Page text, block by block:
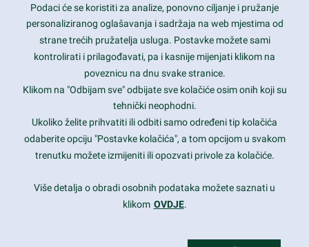
Contact Info
1600 Amphitheatre Parkway, Mountain View, CA 94043
prothemes.net@gmail.com
Daily: 9:00 am - 6:00 pm
Sunday: Closed
Copyright 2017FRESHFACE© All Rights Reserved
Podaci će se koristiti za analize, ponovno ciljanje i pružanje
personaliziranog oglašavanja i sadržaja na web mjestima od
strane trećih pružatelja usluga. Postavke možete sami
kontrolirati i prilagođavati, pa i kasnije mijenjati klikom na
poveznicu na dnu svake stranice.
Klikom na "Odbijam sve" odbijate sve kolačiće osim onih koji su
tehnički neophodni.
Ukoliko želite prihvatiti ili odbiti samo određeni tip kolačića
odaberite opciju "Postavke kolačića", a tom opcijom u svakom
trenutku možete izmijeniti ili opozvati privole za kolačiće.
Više detalja o obradi osobnih podataka možete saznati u
klikom OVDJE.